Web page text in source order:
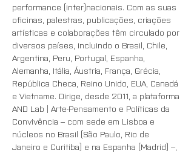
performance (inter)nacionais. Com as suas
oficinas, palestras, publicações, criações
artísticas e colaborações têm circulado por
diversos países, incluindo o Brasil, Chile,
Argentina, Peru, Portugal, Espanha,
Alemanha, Itália, Áustria, França, Grécia,
República Checa, Reino Unido, EUA, Canadá
e Vietname. Dirige, desde 2011, a plataforma
AND Lab | Arte-Pensamento e Políticas da
Convivência – com sede em Lisboa e
núcleos no Brasil (São Paulo, Rio de
Janeiro e Curitiba) e na Espanha (Madrid) –,